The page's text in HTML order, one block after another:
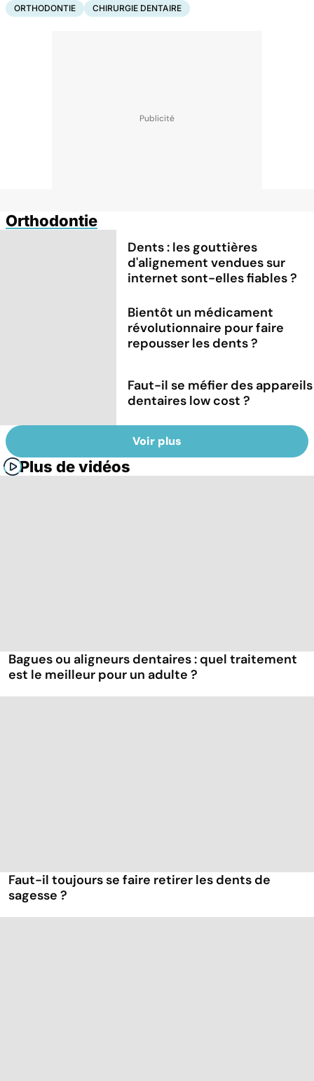
ORTHODONTIE CHIRURGIE DENTAIRE
Orthodontie
Dents : les gouttières
d'alignement vendues sur
internet sont-elles fiables ?
Bientôt un médicament
révolutionnaire pour faire
repousser les dents ?
Faut-il se méfier des appareils
dentaires low cost ?
Voir plus
Plus de vidéos
Bagues ou aligneurs dentaires : quel traitement
est le meilleur pour un adulte ?
Faut-il toujours se faire retirer les dents de
sagesse ?